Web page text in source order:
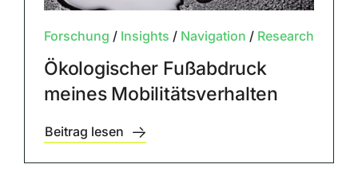
Forschung / Insights / Navigation / Research
Ökologischer Fußabdruck
meines Mobilitätsverhalten
Beitrag lesen